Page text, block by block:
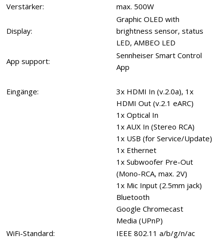
Verstärker:
max. 500W
Display:
Graphic OLED with
brightness sensor, status
LED, AMBEO LED
App support:
Sennheiser Smart Control
App
Eingänge:
3x HDMI In (v.2.0a), 1x
HDMI Out (v.2.1 eARC)
1x Optical In
1x AUX In (Stereo RCA)
1x USB (for Service/Update)
1x Ethernet
1x Subwoofer Pre-Out
(Mono-RCA, max. 2V)
1x Mic Input (2.5mm jack)
Bluetooth
Google Chromecast
Media (UPnP)
WiFi-Standard:
IEEE 802.11 a/b/g/n/ac